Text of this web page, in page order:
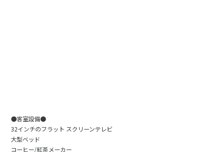
●客室設備●
32インチのフラット スクリーンテレビ
大型ベッド
コーヒー/紅茶メーカー